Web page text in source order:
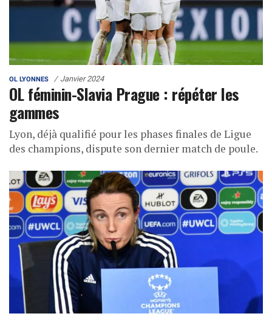
OL LYONNES Janvier 2024
OL féminin-Slavia Prague : répéter les
gammes
Lyon, déjà qualifié pour les phases finales de Ligue
des champions, dispute son dernier match de poule.